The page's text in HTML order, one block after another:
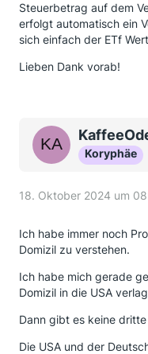
Steuerbetrag auf dem
erfolgt automatisch ein
sich einfach der ETf
Lieben Dank vorab!
Koryphäe
18. Oktober 2024 um
Ich habe immer noch
Domizil zu verstehen.
Ich habe mich gerade
Domizil in die USA
Dann gibt es keine
Die USA und der